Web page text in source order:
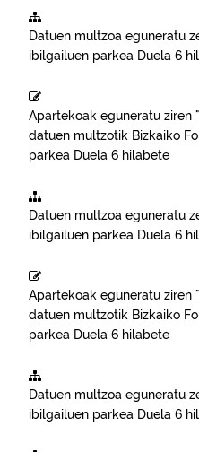
Datuen multzoa eguneratu
ibilgailuen parkea Duela 6
Apartekoak eguneratu ziren
datuen multzotik Bizkaiko
parkea Duela 6 hilabete
Datuen multzoa eguneratu
ibilgailuen parkea Duela 6
Apartekoak eguneratu ziren
datuen multzotik Bizkaiko
parkea Duela 6 hilabete
Datuen multzoa eguneratu
ibilgailuen parkea Duela 6